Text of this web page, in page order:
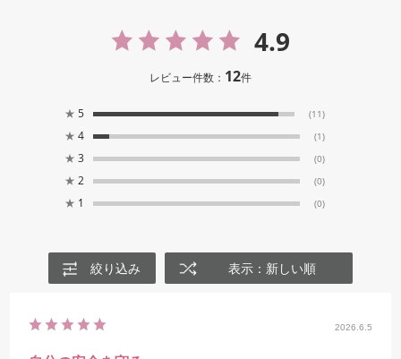
4.9
レビュー件数： 12件
★ 5 (11)
★ 4 (1)
★ 3 (0)
★ 2 (0)
★ 1 (0)
絞り込み 表示：新しい順
2026.6.5